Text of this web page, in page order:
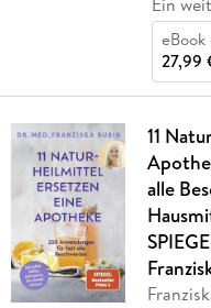
eBook
27,99
11
alle